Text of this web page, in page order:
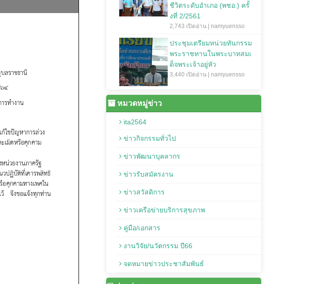
ชีวิตระดับอำเภอ (พชอ.) ครั้
งที่ 2/2561
2,743 เปิดอ่าน | namyuensso
ประชุมเตรียมหน่วยทันกรรม
พระราชทานในพระบาทสมเ
ด็จพระเจ้าอยู่หัว
3,440 เปิดอ่าน | namyuensso
หมวดหมู่ข่าว
ita2564
ข่าวกิจกรรมทั่วไป
ข่าวพัฒนาบุคลากร
ข่าวรับสมัครงาน
ข่าวสวัสดิการ
ข่าวเครือข่ายบริการสุขภาพ
คู่มือ/เอกสาร
งานวิจัย/นวัตกรรม ปี66
จดหมายข่าวประชาสัมพันธ์